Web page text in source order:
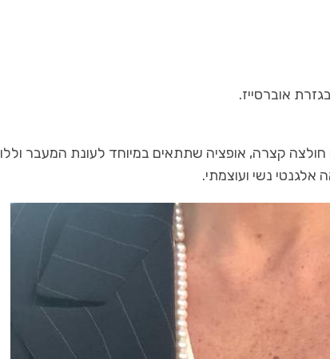
אוברסייז.
קצרה, אופציה שתתאים במיוחד לעונת המעבר
אלגנטי נשי ועוצמתי.